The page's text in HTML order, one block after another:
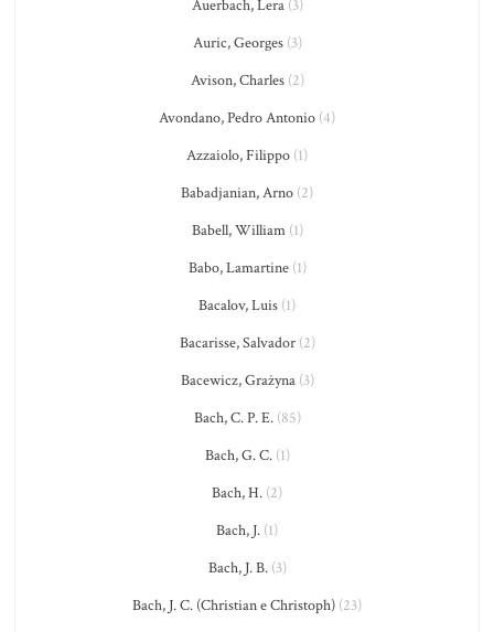
Auerbach, Lera(3)
Auric, Georges(3)
Avison, Charles(2)
Avondano, Pedro Antonio (4)
Azzaiolo, Filippo (1)
Babadjanian, Arno (2)
Babell, William(1)
Babo, Lamartine(1)
Bacalov, Luis (1)
Bacarisse, Salvador(2)
Bacewicz, Grażyna(3)
Bach, C. P. E.(85)
Bach, G. C.(1)
Bach, H. (2)
Bach, J. (1)
Bach, J. B.(3)
Bach, J. C. (Christian e Christoph) (23)